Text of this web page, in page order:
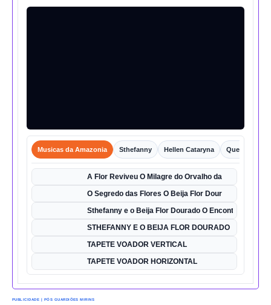
Musicas da Amazonia Sthefanny Hellen Cataryna Queixo o
A Flor Reviveu O Milagre do Orvalho da
O Segredo das Flores O Beija Flor Dour
Sthefanny e o Beija Flor Dourado O Encontro Mágico
STHEFANNY E O BEIJA FLOR DOURADO
TAPETE VOADOR VERTICAL
TAPETE VOADOR HORIZONTAL
PUBLICIDADE | PÓS GUARDIÕES MIRINS